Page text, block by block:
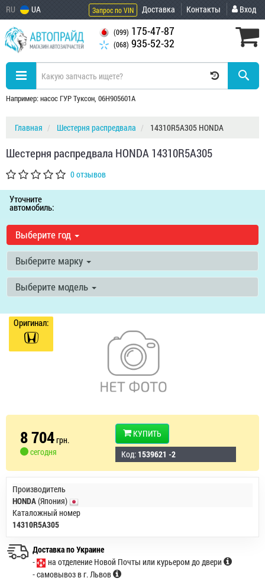
RU UA Запрос по VIN Доставка Контакты Вход
(099) 175-47-87
(068) 935-52-32
Например: насос ГУР Туксон, 06H905601A
Главная Шестерня распредвала 14310R5A305 HONDA
Шестерня распредвала HONDA 14310R5A305
0 отзывов
Уточните
автомобиль:
Выберите год
Выберите марку
Выберите модель
Оригинал:
8 704грн.
сегодня
КУПИТЬ
Код: 1539621 -2
Производитель
HONDA(Япония)
Каталожный номер
14310R5A305
Доставка по Украине
-
на отделение Новой Почты или курьером до двери
- самовывоз в г. Львов